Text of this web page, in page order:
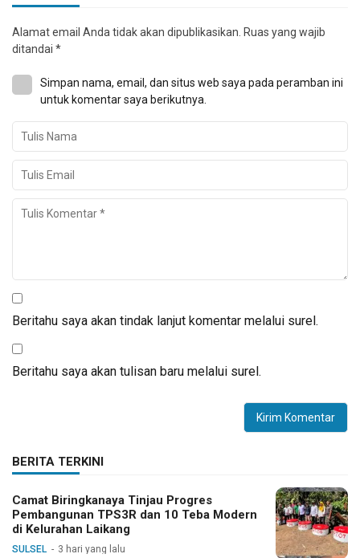
Alamat email Anda tidak akan dipublikasikan. Ruas yang wajib
ditandai *
Simpan nama, email, dan situs web saya pada peramban ini
untuk komentar saya berikutnya.
Beritahu saya akan tindak lanjut komentar melalui surel.
Beritahu saya akan tulisan baru melalui surel.
BERITA TERKINI
Camat Biringkanaya Tinjau Progres
Pembangunan TPS3R dan 10 Teba Modern
di Kelurahan Laikang
SULSEL 3 hari yang lalu